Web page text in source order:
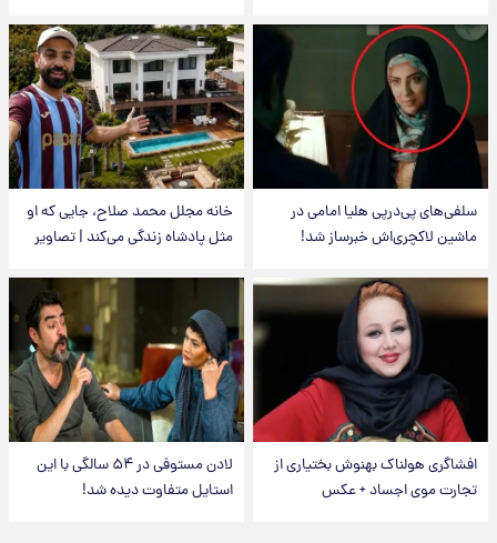
سلفی‌های پی‌درپی هلیا امامی در
ماشین لاکچری‌اش خبرساز شد!
خانه مجلل محمد صلاح، جایی که او
مثل پادشاه زندگی می‌کند | تصاویر
افشاگری هولناک بهنوش بختیاری از
تجارت موی اجساد + عکس
لادن مستوفی در ۵۴ سالگی با این
استایل متفاوت دیده شد!